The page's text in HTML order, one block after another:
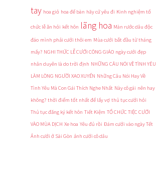
tay hoa giỏ hoa để bàn hãy cứ yêu đi Kinh nghiệm tổ
chức lễ ăn hỏi kết hôn lãng hoa Màn rước dâu độc
đáo mình phải cưới thôi em Mùa cưới bắt đầu từ tháng
mấy? NGHI THỨC LỄ CƯỚI CÔNG GIÁO ngày cưới đẹp
nhân duyên là do trời định NHỮNG CÂU NÓI VỀ TÌNH YÊU
LÀM LÒNG NGƯỜI XAO XUYẾN Những Câu Nói Hay Về
Tình Yêu Mà Con Gái Thích Nghe Nhất Này cô gái nên hay
không? thời điểm tốt nhất để lấy vợ thủ tục cưới hỏi
Thủ tục đăng ký kết hôn Tiết Kiệm TỔ CHỨC TIỆC CƯỚI
VÀO MÙA DỊCH Xe hoa Yêu đủ rồi Đám cưới vào ngày Tết
Ảnh cưới ở Sài Gòn ảnh cưới cô dâu